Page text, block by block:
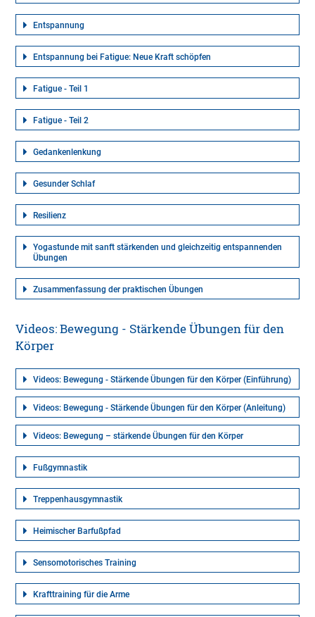
Entspannung
Entspannung bei Fatigue: Neue Kraft schöpfen
Fatigue - Teil 1
Fatigue - Teil 2
Gedankenlenkung
Gesunder Schlaf
Resilienz
Yogastunde mit sanft stärkenden und gleichzeitig entspannenden
Übungen
Zusammenfassung der praktischen Übungen
Videos: Bewegung - Stärkende Übungen für den
Körper
Videos: Bewegung - Stärkende Übungen für den Körper (Einführung)
Videos: Bewegung - Stärkende Übungen für den Körper (Anleitung)
Videos: Bewegung – stärkende Übungen für den Körper
Fußgymnastik
Treppenhausgymnastik
Heimischer Barfußpfad
Sensomotorisches Training
Krafttraining für die Arme